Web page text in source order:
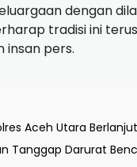
dengan
tradisi ini
pers.
Aceh Utara
Tanggap Darurat